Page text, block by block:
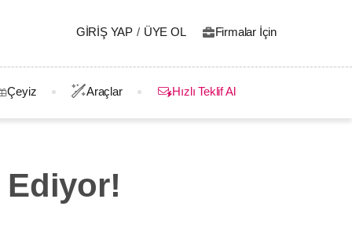
GIRIŞ YAP / ÜYE OL Firmalar İçin
Çeyiz Araçlar Hızlı Teklif Al
Ediyor!